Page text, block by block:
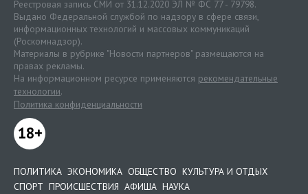
Реестровая запись СМИ от 31.12.2020 ЭЛ № ФС 77 - 79798.
Выдано Федеральной службой по надзору в сфере связи,
информационных технологий и массовых коммуникаций
(Роскомнадзор).
Материалы в рубрике "Новости партнеров" размещаются на
правах рекламы.
На информационном ресурсе применяются рекомендательные
технологии.
Политика конфиденциальности
18+
ПОЛИТИКА ЭКОНОМИКА ОБЩЕСТВО КУЛЬТУРА И ОТДЫХ
СПОРТ ПРОИСШЕСТВИЯ АФИША НАУКА